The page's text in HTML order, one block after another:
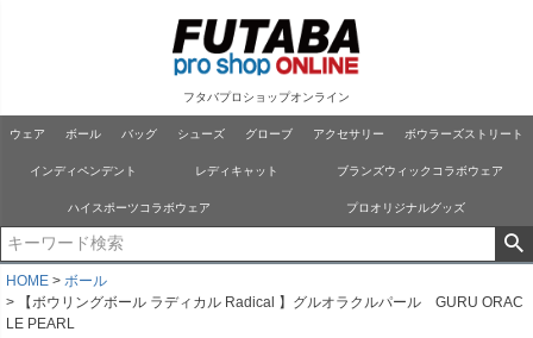
フタバプロショップオンライン
ウェア ボール バッグ シューズ グローブ アクセサリー ボウラーズストリート
インディペンデント レディキャット ブランズウィックコラボウェア
ハイスポーツコラボウェア プロオリジナルグッズ
HOME
ボール
【ボウリングボール ラディカル Radical 】グルオラクルパール GURU ORAC
LE PEARL